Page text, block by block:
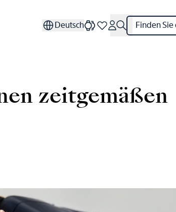
Deutsch Finden
zeitgemäßen